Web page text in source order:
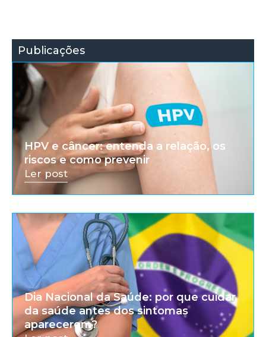
Publicações
HPV e câncer: entenda a relação, os
riscos e como prevenir
Ler post
Dia Nacional da Saúde: por que cuidar
da saúde antes dos sintomas
aparecerem?